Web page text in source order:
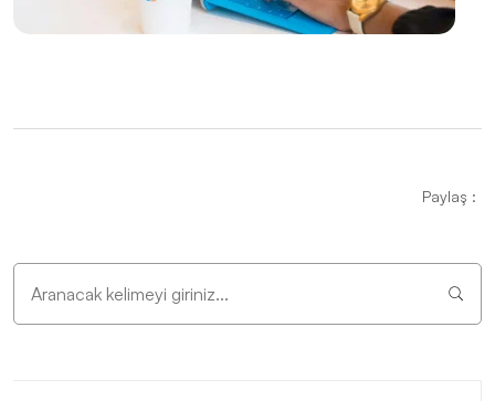
Müzik Okulu Web Sitesi Tasarımı: İnternetin Sesi
Çözümler ve Yaratıcı Yaklaşımlar
Danışman Web Sitesi Tasarımı: Markanızı Dijital
Paylaş :